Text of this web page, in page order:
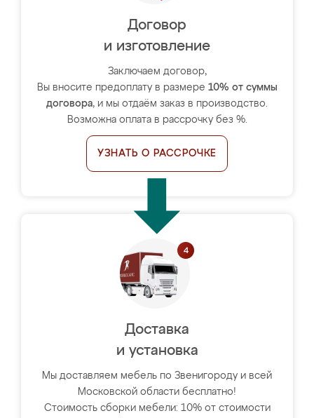
Договор
и изготовление
Заключаем договор,
Вы вносите предоплату в размере 10% от суммы
договора, и мы отдаём заказ в производство.
Возможна оплата в рассрочку без %.
УЗНАТЬ О РАССРОЧКЕ
Доставка
и установка
Мы доставляем мебель по Звенигороду и всей
Московской области бесплатно!
Стоимость сборки мебели: 10% от стоимости